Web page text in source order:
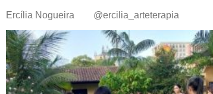
Ercília Nogueira @ercilia_arteterapia